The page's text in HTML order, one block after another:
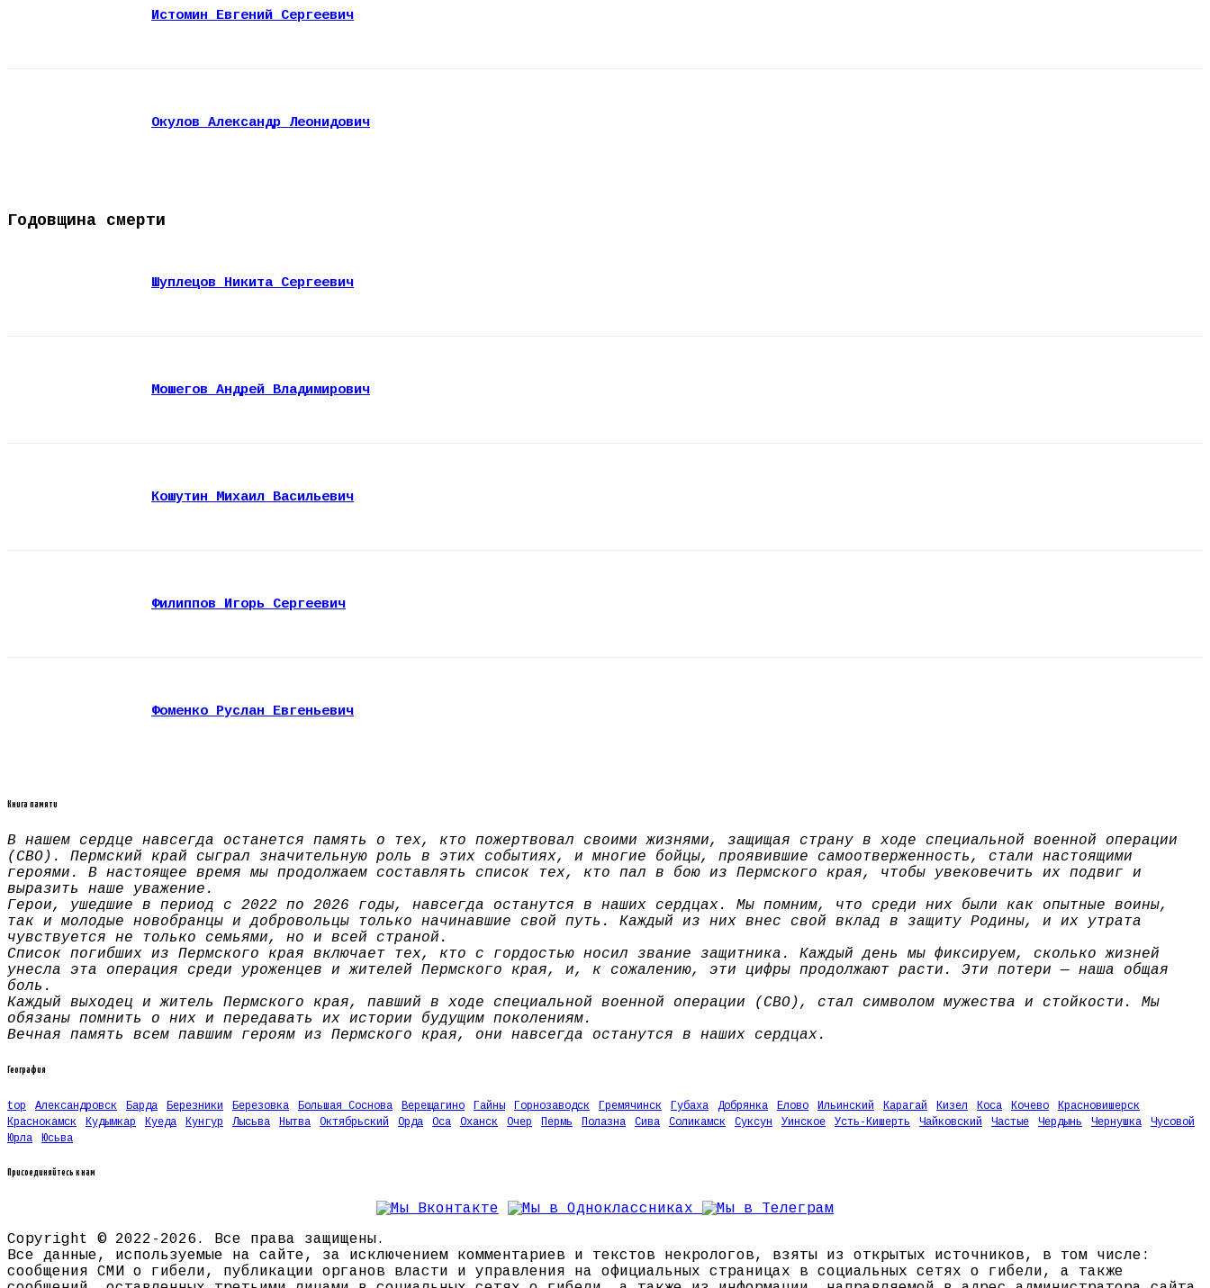
Истомин Евгений Сергеевич
Окулов Александр Леонидович
Годовщина смерти
Шуплецов Никита Сергеевич
Мошегов Андрей Владимирович
Кошутин Михаил Васильевич
Филиппов Игорь Сергеевич
Фоменко Руслан Евгеньевич
Книга памяти
В нашем сердце навсегда останется память о тех, кто пожертвовал своими жизнями, защищая страну в ходе специальной военной операции
(СВО). Пермский край сыграл значительную роль в этих событиях, и многие бойцы, проявившие самоотверженность, стали настоящими
героями. В настоящее время мы продолжаем составлять список тех, кто пал в бою из Пермского края, чтобы увековечить их подвиг и
выразить наше уважение.
Герои, ушедшие в период с 2022 по 2026 годы, навсегда останутся в наших сердцах. Мы помним, что среди них были как опытные воины,
так и молодые новобранцы и добровольцы только начинавшие свой путь. Каждый из них внес свой вклад в защиту Родины, и их утрата
чувствуется не только семьями, но и всей страной.
Список погибших из Пермского края включает тех, кто с гордостью носил звание защитника. Каждый день мы фиксируем, сколько жизней
унесла эта операция среди уроженцев и жителей Пермского края, и, к сожалению, эти цифры продолжают расти. Эти потери — наша общая
боль.
Каждый выходец и житель Пермского края, павший в ходе специальной военной операции (СВО), стал символом мужества и стойкости. Мы
обязаны помнить о них и передавать их истории будущим поколениям.
Вечная память всем павшим героям из Пермского края, они навсегда останутся в наших сердцах.
География
top Александровск Барда Березники Березовка Большая Соснова Верещагино Гайны Горнозаводск Гремячинск Губаха Добрянка Елово Ильинский Карагай Кизел Коса Кочево
Красновишерск
Краснокамск
Кудымкар Куеда Кунгур Лысьва Нытва Октябрьский Орда Оса Оханск Очер Пермь Полазна Сива Соликамск Суксун Уинское Усть-Кишерть Чайковский Частые Чердынь Чернушка
Чусовой
Юрла
Юсьва
Присоединяйтесь к нам
Copyright © 2022-2026. Все права защищены.
Все данные, используемые на сайте, за исключением комментариев и текстов некрологов, взяты из открытых источников, в том числе:
сообщения СМИ о гибели, публикации органов власти и управления на официальных страницах в социальных сетях о гибели, а также